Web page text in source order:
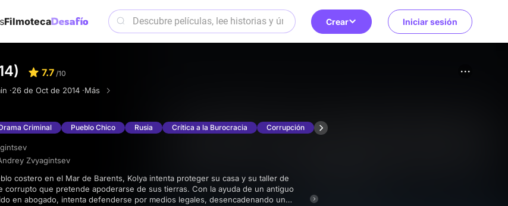
Filmoteca Crear Iniciar sesión
7.7 /10
·26 de Oct de 2014 ·Más
Criminal Pueblo Chico Rusia Crítica a la Burocracia Corrupción
Zvyagintsev
corrupto que pretende apoderarse de sus tierras. Con la ayuda de un antiguo
en abogado, intenta defenderse por medios legales, desencadenando un